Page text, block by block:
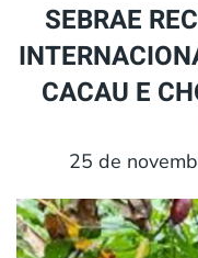
SEBRAE
CACAU E
25 de